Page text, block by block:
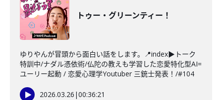
トゥー・グリーンティー！
ゆりやんが冒頭から面白い話をします。📍index▶トーク
特訓中/ナダル憑依術/仏陀の教えも学習した恋愛特化型AI=
ユーリー起動 / 恋愛心理学Youtuber 三銃士発表！/#104
2026.03.26 |00:36:21